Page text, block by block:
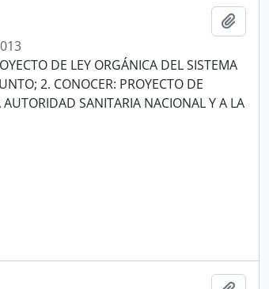
DE LEY ORGÁNICA DEL SISTEMA
2. CONOCER: PROYECTO DE
SANITARIA NACIONAL Y A LA